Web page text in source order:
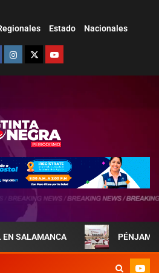
Estado Nacionales
PÉNJAMO